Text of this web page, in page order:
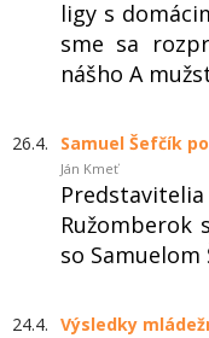
ligy s
sme sa
nášho A
26.4. Samuel Šefčík
Ján Kmeť
Ružomberok
so Samuelom
24.4. Výsledky